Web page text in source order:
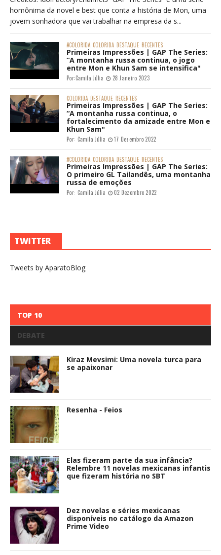
homônima da novel e best que conta a história de Mon, uma
jovem sonhadora que vai trabalhar na empresa da s...
#COLORIDA COLORIDA DESTAQUE RECENTES
Primeiras Impressões | GAP The Series:
“A montanha russa continua, o jogo
entre Mon e Khun Sam se intensifica"
Por:Camila Júlia 28 Janeiro 2023
COLORIDA DESTAQUE RECENTES
Primeiras Impressões | GAP The Series:
“A montanha russa continua, o
fortalecimento da amizade entre Mon e
Khun Sam"
Por: Camila Júlia 17 Dezembro 2022
#COLORIDA COLORIDA DESTAQUE RECENTES
Primeiras Impressões | GAP The Series:
O primeiro GL Tailandês, uma montanha
russa de emoções
Por: Camila Júlia 02 Dezembro 2022
TWITTER
Tweets by AparatoBlog
TOP 10
DEBATE
Kiraz Mevsimi: Uma novela turca para
se apaixonar
Resenha - Feios
Elas fizeram parte da sua infância?
Relembre 11 novelas mexicanas infantis
que fizeram história no SBT
Dez novelas e séries mexicanas
disponíveis no catálogo da Amazon
Prime Video